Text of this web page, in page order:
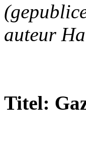
auteur
Titel: